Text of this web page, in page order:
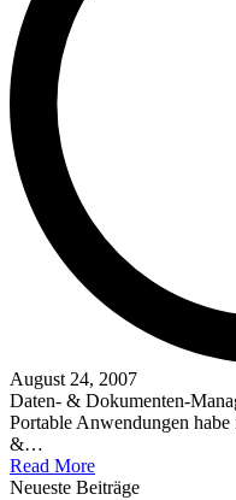
August 24, 2007
Daten- & Dokumenten-
Portable Anwendungen
&…
Read More
Neueste Beiträge